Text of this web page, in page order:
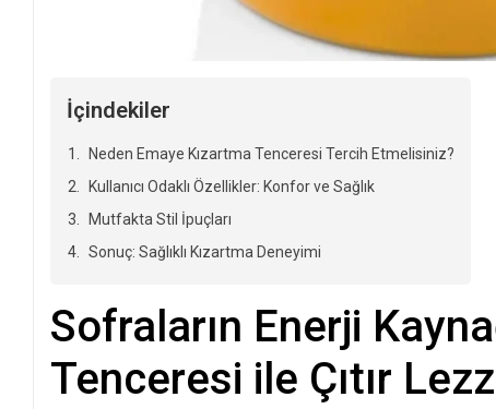
İçindekiler
Neden Emaye Kızartma Tenceresi Tercih Etmelisiniz?
Kullanıcı Odaklı Özellikler: Konfor ve Sağlık
Mutfakta Stil İpuçları
Sonuç: Sağlıklı Kızartma Deneyimi
Sofraların Enerji
Tenceresi ile Çıtır